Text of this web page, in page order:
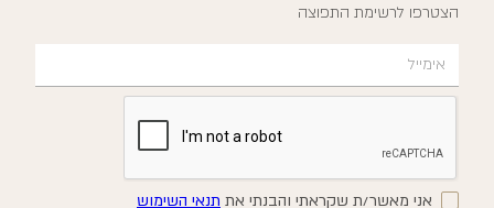
הצטרפו לרשימת התפוצה
אני מאשר/ת שקראתי והבנתי את תנאי השימוש